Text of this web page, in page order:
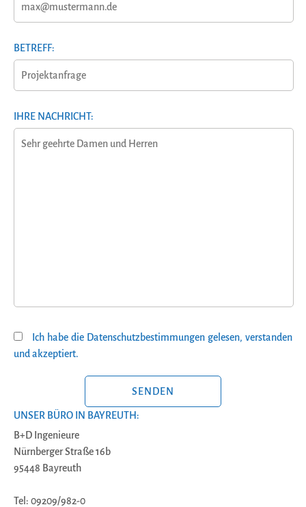
BETREFF:
IHRE NACHRICHT:
Ich habe die Datenschutzbestimmungen gelesen, verstanden
und akzeptiert.
UNSER BÜRO IN BAYREUTH:
B+D Ingenieure
Nürnberger Straße 16b
95448 Bayreuth
Tel: 09209/982-0